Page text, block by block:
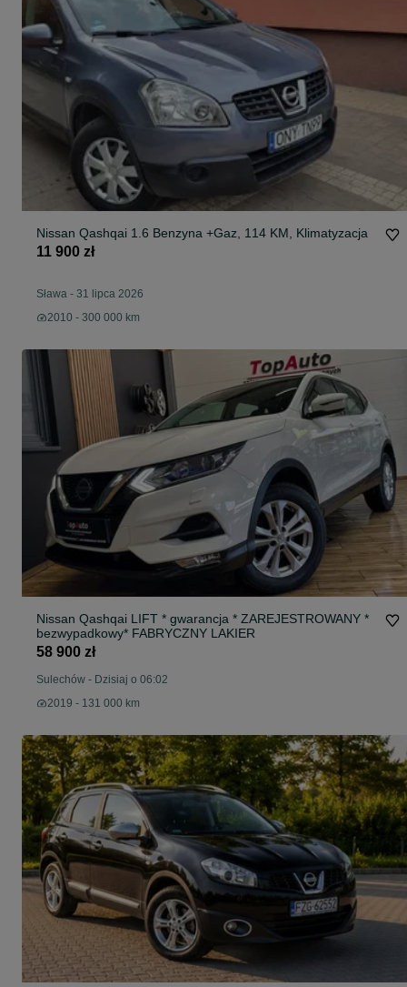
Nissan Qashqai 1.6 Benzyna +Gaz, 114 KM, Klimatyzacja
11 900 zł
Sława - 31 lipca 2026
2010 - 300 000 km
Nissan Qashqai LIFT * gwarancja * ZAREJESTROWANY *
bezwypadkowy* FABRYCZNY LAKIER
58 900 zł
Sulechów - Dzisiaj o 06:02
2019 - 131 000 km